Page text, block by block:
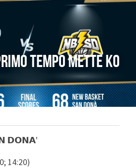
tempo mette ko
𝗗𝗢𝗡𝗔'
14:20)